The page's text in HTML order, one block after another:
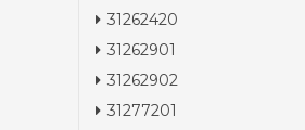
31262420
31262901
31262902
31277201